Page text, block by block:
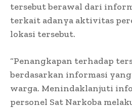
tersebut berawal dari
terkait adanya aktivitas
lokasi tersebut.
“Penangkapan terhadap
berdasarkan informasi
warga. Menindaklanjuti
personel Sat Narkoba